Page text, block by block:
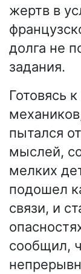
жертв в
долга не
задания.
Готовясь
пытался
мыслей,
мелких
подошел
связи, и
сообщил,